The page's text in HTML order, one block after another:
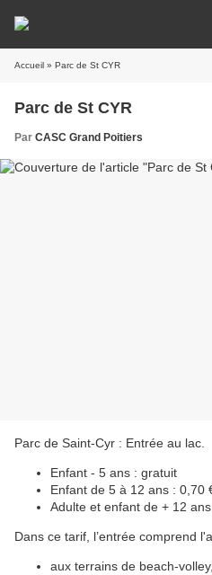
Accueil » Parc de St CYR
Parc de St CYR
Par CASC Grand Poitiers
Parc de Saint-Cyr : Entrée au lac.
Enfant - 5 ans : gratuit
Enfant de 5 à 12 ans : 0,70
Adulte et enfant de + 12
Dans ce tarif, l’entrée comprend
aux terrains de beach-